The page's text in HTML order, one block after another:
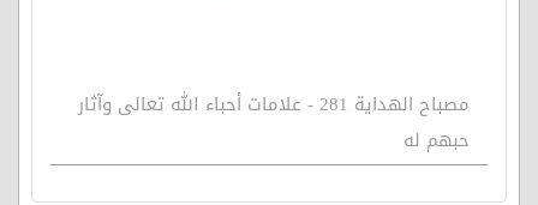
مصباح الهداية 281 - علامات أحباء الله تعالى وآثار
حبهم له